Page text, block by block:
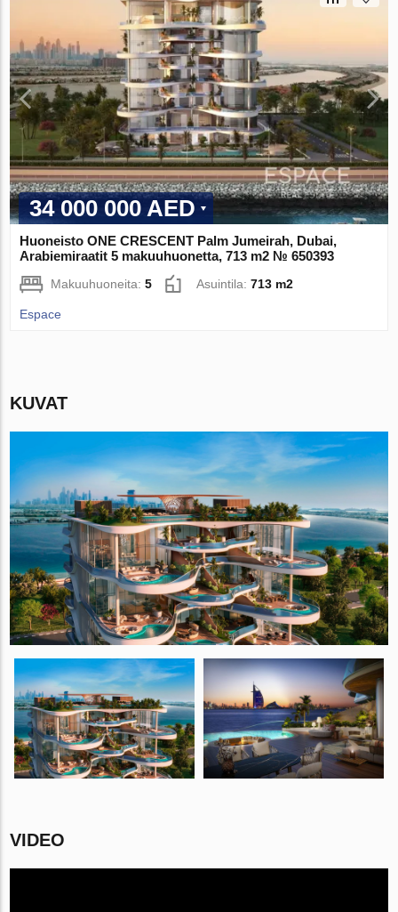
34 000 000 AED
Huoneisto ONE CRESCENT Palm Jumeirah, Dubai,
Arabiemiraatit 5 makuuhuonetta, 713 m2 № 650393
Makuuhuoneita:5 Asuintila:713 m2
Espace
KUVAT
VIDEO